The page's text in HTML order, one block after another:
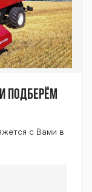
подберём
с Вами в